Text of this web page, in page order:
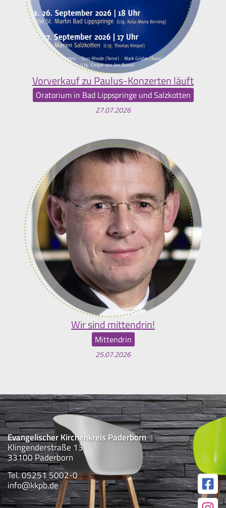
Vorverkauf zu Paulus-Konzerten läuft
Oratorium in Bad Lippspringe und Salzkotten
27.07.2026
Wir sind mittendrin!
Mittendrin
25.07.2026
Evangelischer Kirchenkreis Paderborn
Klingenderstraße 13
33100 Paderborn
Tel. 05251 5002-0
info@kkpb.de